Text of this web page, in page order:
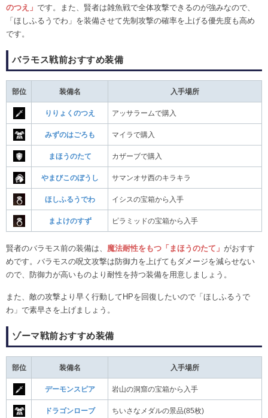
のつえ」 です。また、賢者は雑魚戦で全体攻撃できるのが強みなので、
「ほしふるうでわ」を装備させて先制攻撃の確率を上げる優先度も高め
です。
バラモス戦前おすすめ装備
部位 装備名 入手場所
りりょくのつえ アッサラームで購入
みずのはごろも マイラで購入
まほうのたて カザーブで購入
やまびこのぼうし サマンオサ西のキラキラ
ほしふるうでわ イシスの宝箱から入手
まよけのすず ピラミッドの宝箱から入手
賢者のバラモス前の装備は、 魔法耐性をもつ「まほうのたて」 がおすす
めです。バラモスの呪文攻撃は防御力を上げてもダメージを減らせない
ので、防御力が高いものより耐性を持つ装備を用意しましょう。
また、敵の攻撃より早く行動してHPを回復したいので「ほしふるうで
わ」で素早さを上げましょう。
ゾーマ戦前おすすめ装備
部位 装備名 入手場所
デーモンスピア 岩山の洞窟の宝箱から入手
ドラゴンローブ ちいさなメダルの景品(85枚)